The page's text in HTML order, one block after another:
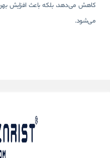
کاهش می‌دهد، بلکه باعث افزایش
می‌شود.